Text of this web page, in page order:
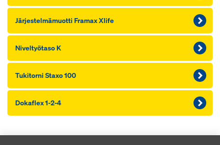
Jär­jes­tel­mä­muot­ti Framax Xlife
Ni­vel­työ­ta­so K
Tu­ki­tor­ni Staxo 100
Dokaflex 1-2-4